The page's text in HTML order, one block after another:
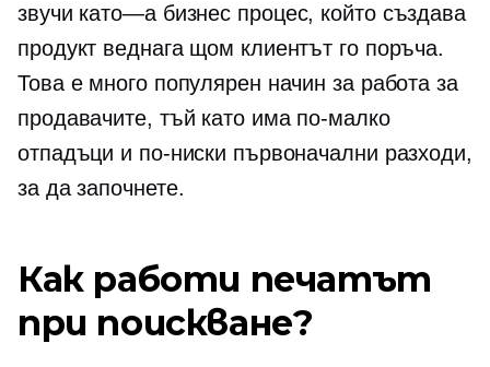
звучи като—aбизнес процес, който създава
продукт веднага щом клиентът го поръча.
Това е много популярен начин за работа за
продавачите, тъй като има по-малко
отпадъци и по-ниски първоначални разходи,
за да започнете.
Как работи печатът
при поискване?